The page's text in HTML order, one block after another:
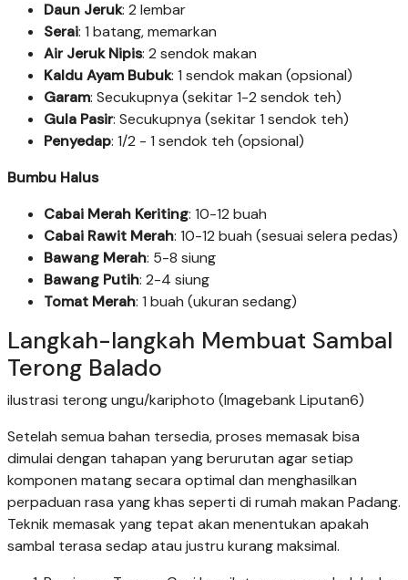
Daun Jeruk: 2 lembar
Serai: 1 batang, memarkan
Air Jeruk Nipis: 2 sendok makan
Kaldu Ayam Bubuk: 1 sendok makan (opsional)
Garam: Secukupnya (sekitar 1-2 sendok teh)
Gula Pasir: Secukupnya (sekitar 1 sendok teh)
Penyedap: 1/2 - 1 sendok teh (opsional)
Bumbu Halus
Cabai Merah Keriting: 10-12 buah
Cabai Rawit Merah: 10-12 buah (sesuai selera pedas)
Bawang Merah: 5-8 siung
Bawang Putih: 2-4 siung
Tomat Merah: 1 buah (ukuran sedang)
Langkah-langkah Membuat Sambal
Terong Balado
ilustrasi terong ungu/kariphoto (Imagebank Liputan6)
Setelah semua bahan tersedia, proses memasak bisa
dimulai dengan tahapan yang berurutan agar setiap
komponen matang secara optimal dan menghasilkan
perpaduan rasa yang khas seperti di rumah makan Padang.
Teknik memasak yang tepat akan menentukan apakah
sambal terasa sedap atau justru kurang maksimal.